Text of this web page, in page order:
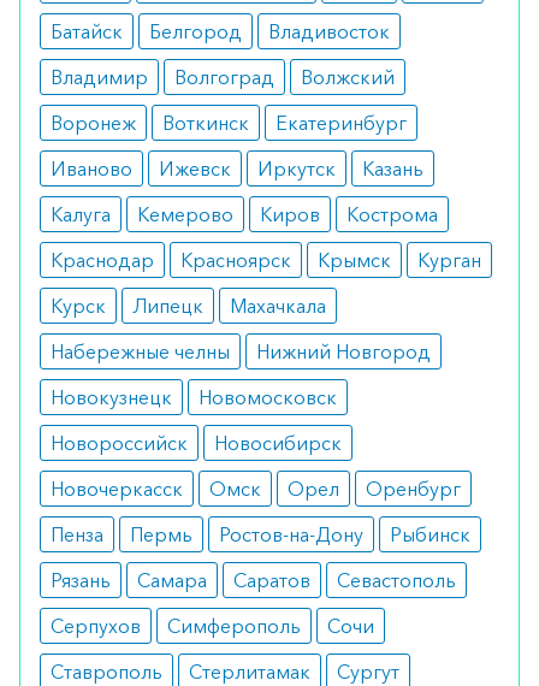
Противопоказания
Перед использованием медикамента
необходимо исключить наличие
непереносимости его составляющих.
Следует соблюдать осторожность при
назначении препарата при сахарном диабете,
заболеваниях глаз (таких как катаракта), ТГВ,
тромбоэмболиях.
Как принимать
Дозу обычно назначают индивидуально, это
зависит от показаний. Дневная доза составляет
20-40 мг, рекомендуется принимать по 20 мг
препарата ежедневно в течение длительного
времени. Можно пить лекарство за 1 прием
утром, либо разделить суточную дозу на 2 раза и
пить утром и вечером.
Как оформить заказ?
Батайск
Белгород
Владивосток
Владимир
Волгоград
Волжский
Воронеж
Воткинск
Екатеринбург
Иваново
Ижевск Иркутск
Казань
Калуга
Кемерово Киров
Кострома
Краснодар
Красноярск Крымск
Курган
Курск
Липецк
Махачкала
Набережные челны
Нижний Новгород
Новокузнецк
Новомосковск
Новороссийск
Новосибирск
Новочеркасск
Омск Орел
Оренбург
Пенза
Пермь Ростов-на-Дону
Рыбинск
Рязань
Самара Саратов
Севастополь
Серпухов
Симферополь
Сочи
Ставрополь
Стерлитамак
Сургут